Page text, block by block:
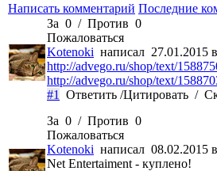
Написать комментарий Последние
За 0 / Против 0
Пожаловаться
Kotenoki написал 27.01.2015
http://advego.ru/shop/text/
http://advego.ru/shop/text/
#1
Ответить /Цитировать /
За 0 / Против 0
Пожаловаться
Kotenoki написал 08.02.2015
Net Entertaiment - куплено!